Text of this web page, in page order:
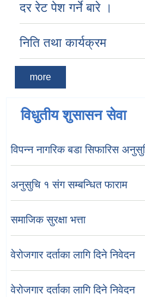
दर रेट पेश गर्ने बारे ।
निति तथा कार्यक्रम
more
विधुतीय शुसासन सेवा
विपन्न नागरिक बडा सिफारिस
अनुसुचि १ संग सम्बन्धित फाराम
समाजिक सुरक्षा भत्ता
वेरोजगार दर्ताका लागि दिने निवेदन
वेरोजगार दर्ताका लागि दिने निवेदन